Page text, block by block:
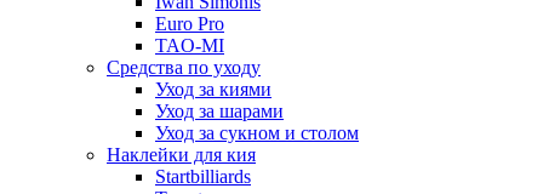
Euro Pro
TAO-MI
Средства по уходу
Уход за киями
Уход за шарами
Уход за сукном и столом
Наклейки для кия
Startbilliards